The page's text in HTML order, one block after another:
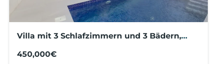
Villa mit 3 Schlafzimmern und 3 Bädern,
Solarium
450,000€